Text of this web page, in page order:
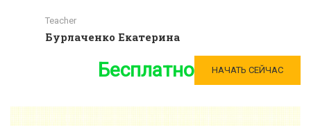
Teacher
Бурлаченко Екатерина
Бесплатно НАЧАТЬ СЕЙЧАС